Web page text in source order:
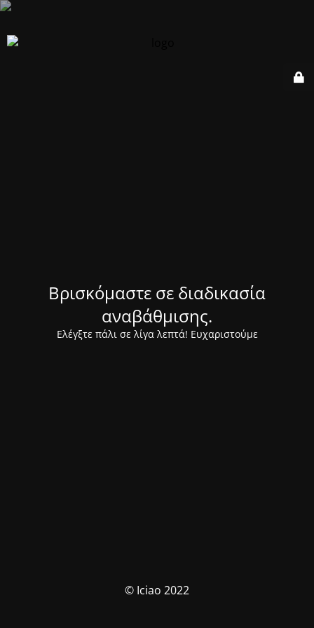
Βρισκόμαστε σε διαδικασία
αναβάθμισης.
Ελέγξτε πάλι σε λίγα λεπτά! Ευχαριστούμε
© Iciao 2022